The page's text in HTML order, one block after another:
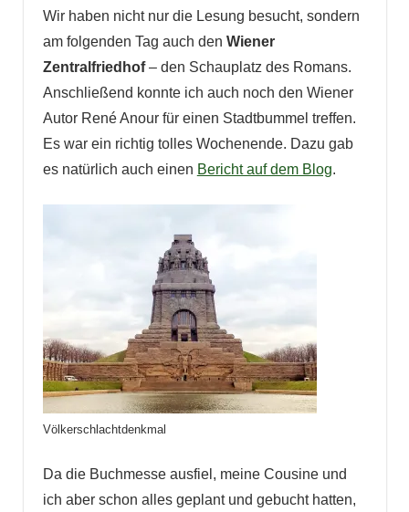
Wir haben nicht nur die Lesung besucht, sondern
am folgenden Tag auch den Wiener
Zentralfriedhof– den Schauplatz des Romans.
Anschließend konnte ich auch noch den Wiener
Autor René Anour für einen Stadtbummel treffen.
Es war ein richtig tolles Wochenende. Dazu gab
es natürlich auch einen Bericht auf dem Blog.
Völkerschlachtdenkmal
Da die Buchmesse ausfiel, meine Cousine und
ich aber schon alles geplant und gebucht hatten,